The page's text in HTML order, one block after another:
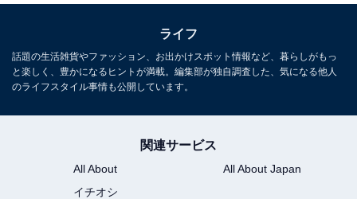
ライフ
話題の生活雑貨やファッション、お出かけスポット情報など、暮らしがもっ
と楽しく、豊かになるヒントが満載。編集部が独自調査した、気になる他人
のライフスタイル事情も公開しています。
関連サービス
All About
All About Japan
イチオシ